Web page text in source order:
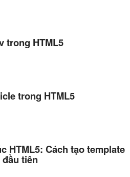
trong HTML5
trong HTML5
HTML5: Cách tạo template
đầu tiên